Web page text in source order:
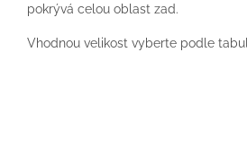
pokrývá celou oblast zad.
Vhodnou velikost vyberte podle